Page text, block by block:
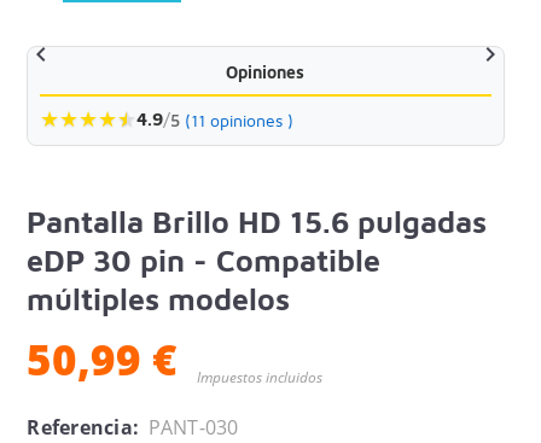
 
Opiniones
★★★★★
★4.9/5 (11 opiniones )
Pantalla Brillo HD 15.6 pulgadas
eDP 30 pin - Compatible
múltiples modelos
50,99 € Impuestos incluidos
Referencia: PANT-030